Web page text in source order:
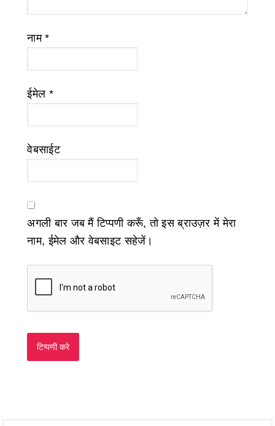
नाम*
ईमेल *
वेबसाईट
अगली बार जब मैं टिप्पणी करूँ, तो इस ब्राउज़र में मेरा
नाम, ईमेल और वेबसाइट सहेजें।